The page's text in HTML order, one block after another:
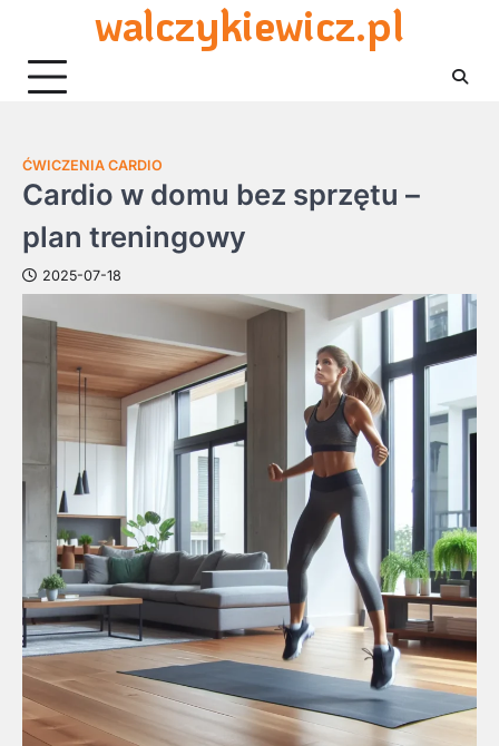
content
walczykiewicz.pl
ĆWICZENIA CARDIO
Cardio w domu bez sprzętu –
plan treningowy
2025-07-18